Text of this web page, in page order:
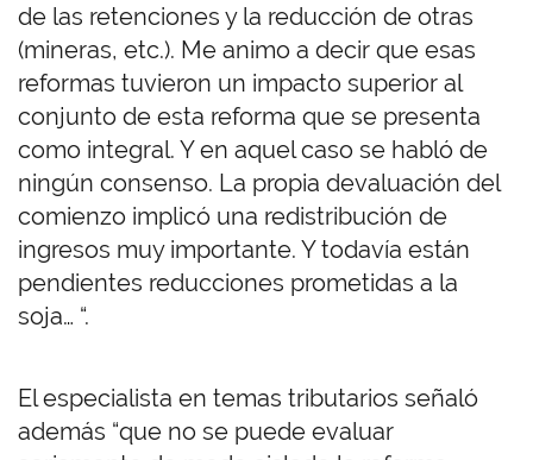
de las retenciones y la reducción de otras
(mineras, etc.). Me animo a decir que esas
reformas tuvieron un impacto superior al
conjunto de esta reforma que se presenta
como integral. Y en aquel caso se habló de
ningún consenso. La propia devaluación del
comienzo implicó una redistribución de
ingresos muy importante. Y todavía están
pendientes reducciones prometidas a la
soja… “.
El especialista en temas tributarios señaló
además “que no se puede evaluar